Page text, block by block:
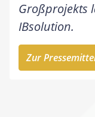
Großprojekts
IBsolution.
Zur